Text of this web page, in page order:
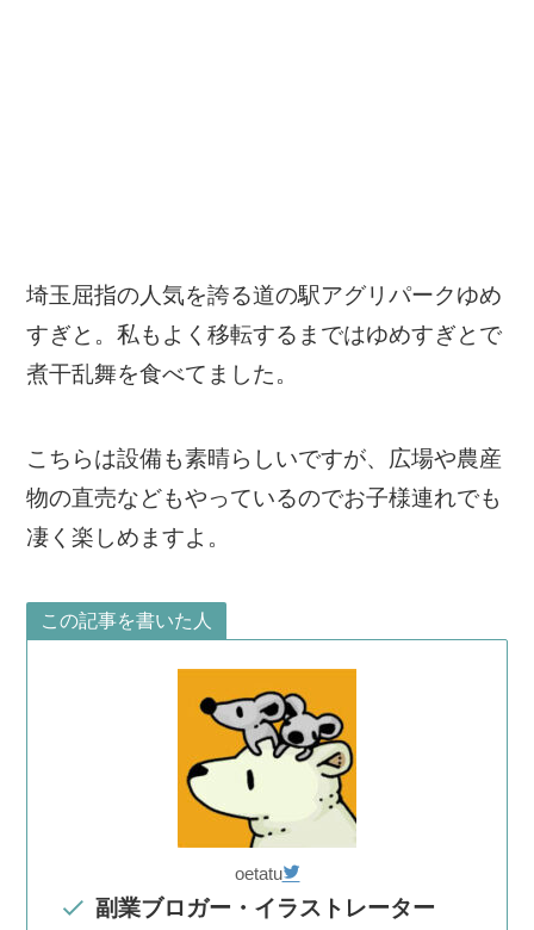
埼玉屈指の人気を誇る道の駅アグリパークゆめ
すぎと 。私もよく移転するまではゆめすぎとで
煮干乱舞を食べてました。
こちらは設備も素晴らしいですが、広場や農産
物の直売などもやっているのでお子様連れでも
凄く楽しめますよ。
この記事を書いた人
oetatu
副業ブロガー・イラストレーター